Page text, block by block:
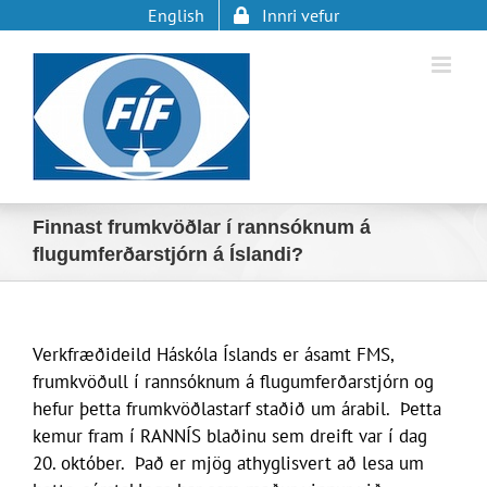
English Innri vefur
Finnast frumkvöðlar í rannsóknum á
flugumferðarstjórn á Íslandi?
Verkfræðideild Háskóla Íslands er ásamt FMS,
frumkvöðull í rannsóknum á flugumferðarstjórn og
hefur þetta frumkvöðlastarf staðið um árabil. Þetta
kemur fram í RANNÍS blaðinu sem dreift var í dag
20. október. Það er mjög athyglisvert að lesa um